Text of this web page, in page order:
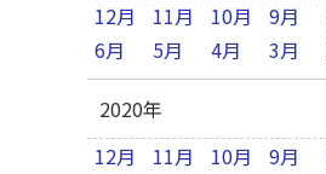
12月
11月 10月 9月
6月
5月 4月 3月
2020年
12月
11月 10月 9月